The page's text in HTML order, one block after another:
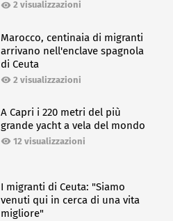
2 visualizzazioni
Marocco, centinaia di migranti
arrivano nell'enclave spagnola
di Ceuta
2 visualizzazioni
A Capri i 220 metri del più
grande yacht a vela del mondo
12 visualizzazioni
I migranti di Ceuta: "Siamo
venuti qui in cerca di una vita
migliore"